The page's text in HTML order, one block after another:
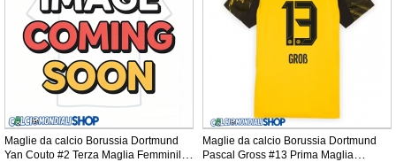
Maglie da calcio Borussia Dortmund
Yan Couto #2 Terza Maglia Femminile
Maglie da calcio Borussia Dortmund
Pascal Gross #13 Prima Maglia